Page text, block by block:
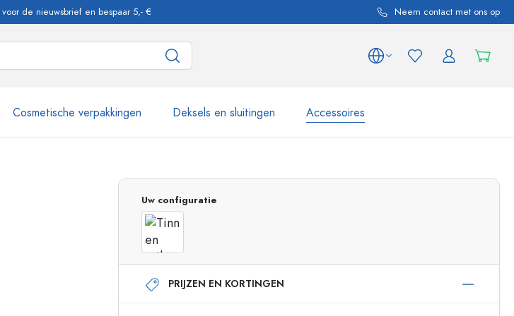
de nieuwsbrief en bespaar 5,- € Neem contact met ons op
Cosmetische verpakkingen Deksels en sluitingen Accessoires
Airless Dispenser
Rollerflesjes
Potten e Potjes
Uw configuratie
PRIJZEN EN KORTINGEN